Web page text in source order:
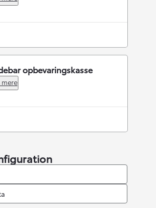
opbevaringskasse